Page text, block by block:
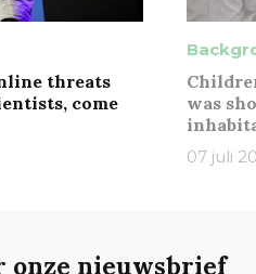
threats
come
was
07 juli
onze nieuwsbrief